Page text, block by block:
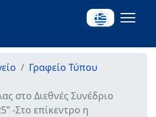
Γραφείο Τύπου
στο Διεθνές Συνέδριο
-Στο επίκεντρο η